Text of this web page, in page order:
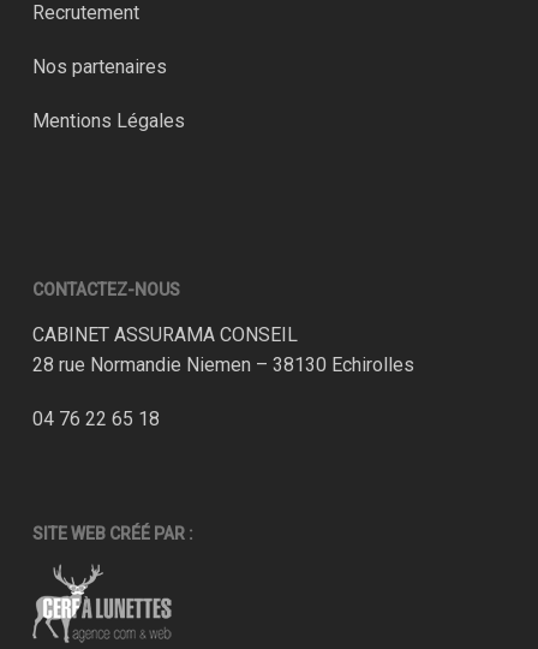
Recrutement
Nos partenaires
Mentions Légales
CONTACTEZ-NOUS
CABINET ASSURAMA CONSEIL
28 rue Normandie Niemen – 38130 Echirolles
04 76 22 65 18
SITE WEB CRÉÉ PAR :